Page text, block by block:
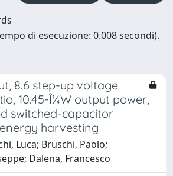
di esecuzione: 0.008 secondi).
8.6 step-up voltage
10.45-Î¼W output power,
switched-capacitor
harvesting
Luca; Bruschi, Paolo;
Dalena, Francesco